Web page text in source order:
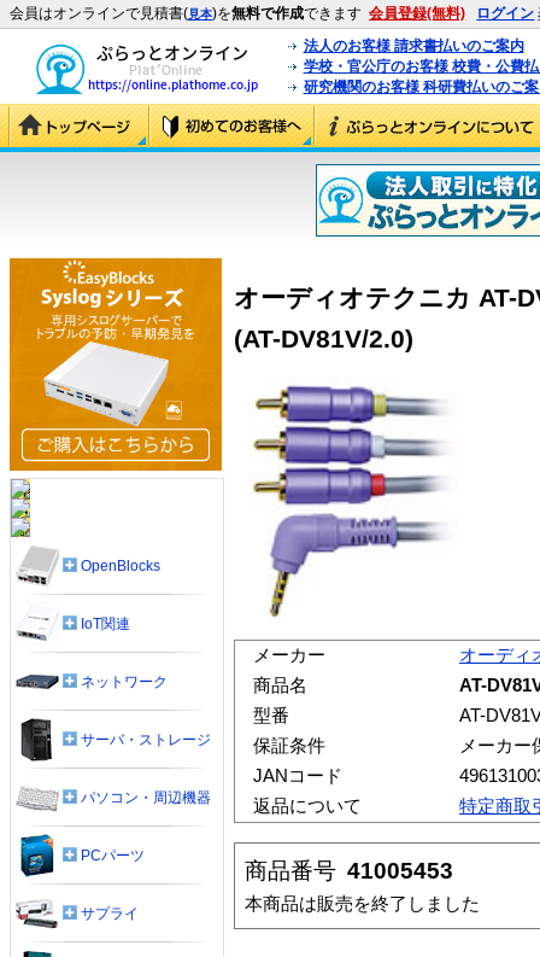
会員はオンラインで見積書(見本)を無料で作成できます 会員登録(無料) ログイン
法人のお客様 請求書払いのご案内
学校・官公庁のお客様 校費・公費
研究機関のお客様 科研費払いのご
オーディオテクニカ AT-
(AT-DV81V/2.0)
メーカー
オーディ
商品名
AT-
型番
AT-
保証条件
メーカー
JANコード
返品について
特定商取
商品番号 41005453
本商品は販売を終了しました
OpenBlocks
IoT関連
ネットワーク
サーバ・ストレージ
パソコン・周辺機器
PCパーツ
サプライ